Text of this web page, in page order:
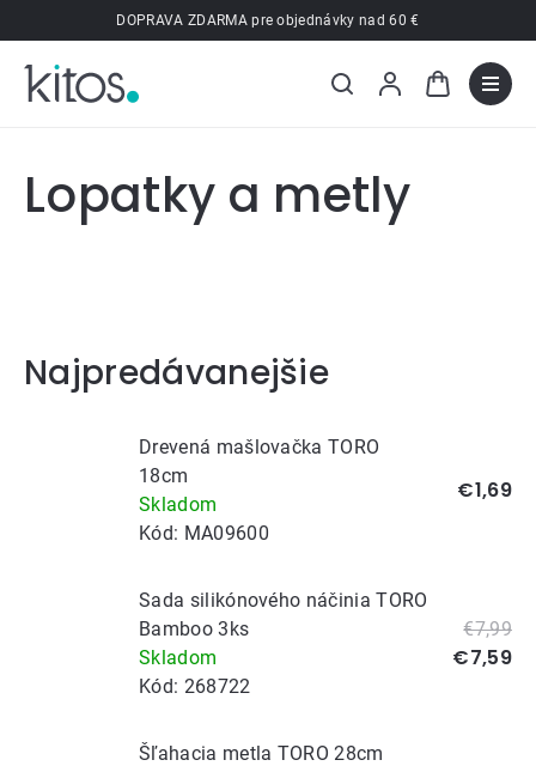
na
obsah
DOPRAVA ZDARMA pre objednávky nad 60 €
Lopatky a metly
Najpredávanejšie
Drevená mašlovačka TORO
18cm
Skladom
Kód: MA09600
€1,69
Sada silikónového náčinia TORO
Bamboo 3ks
Skladom
Kód: 268722
€7,99
€7,59
Šľahacia metla TORO 28cm